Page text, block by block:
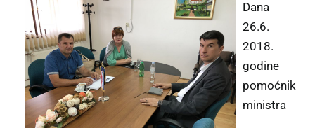
Dana
26.6.
2018.
godine
pomoćnik
ministra